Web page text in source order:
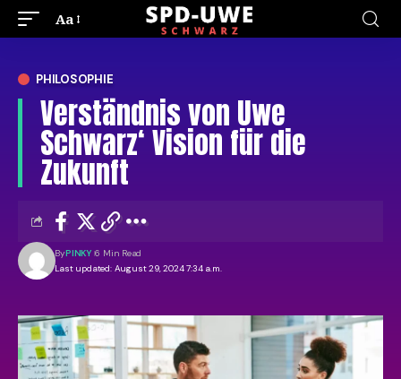
Aa
PHILOSOPHIE
Verständnis von Uwe
Schwarz‘ Vision für die
Zukunft
Last updated: August 29, 2024 7:34 a.m.
ByPINKY 6 Min Read